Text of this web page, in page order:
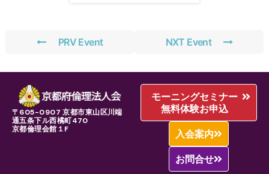
PRV Event NXT Event
〒605-0907 京都市東山区川端
通五条下ル西橘町470
京都倫理会館１F
モーニングセミナー
無料体験お申込
入会案内
お問合せ